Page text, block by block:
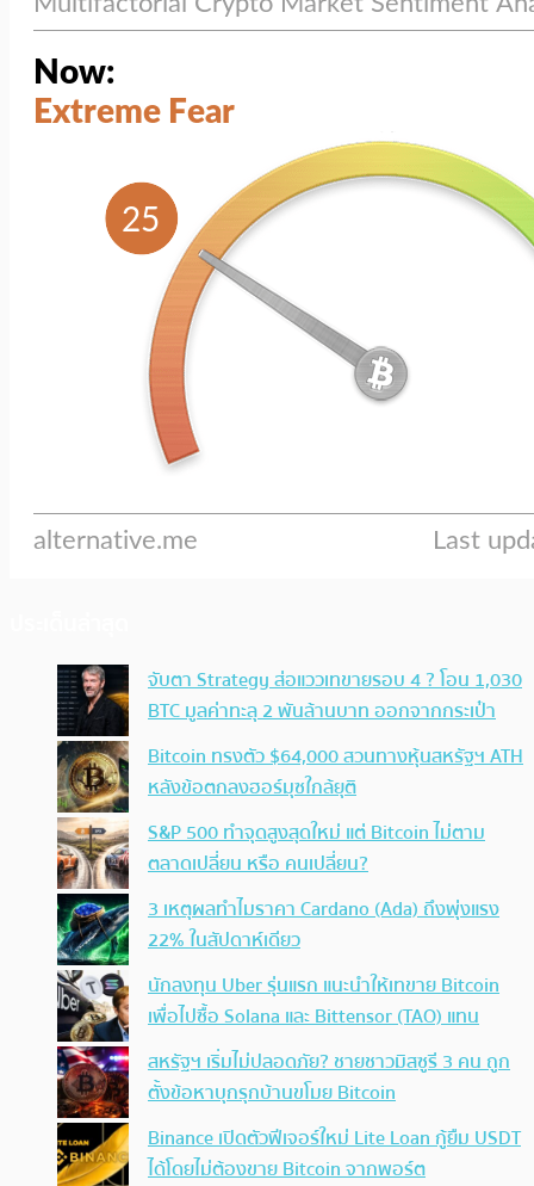
จับตา Strategy ส่อแววเทขายรอบ 4 ? โอน 1,030
BTC มูลค่าทะลุ 2 พันล้านบาท ออกจากกระเป๋า
Bitcoin ทรงตัว $64,000 สวนทางหุ้นสหรัฐฯ ATH
หลังข้อตกลงฮอร์มุซใกล้ยุติ
S&P 500 ทำจุดสูงสุดใหม่ แต่ Bitcoin ไม่ตาม
ตลาดเปลี่ยน หรือ คนเปลี่ยน?
3 เหตุผลทำไมราคา Cardano (Ada) ถึงพุ่งแรง
22% ในสัปดาห์เดียว
นักลงทุน Uber รุ่นแรก แนะนำให้เทขาย Bitcoin
เพื่อไปซื้อ Solana และ Bittensor (TAO) แทน
สหรัฐฯ เริ่มไม่ปลอดภัย? ชายชาวมิสซูรี 3 คน ถูก
ตั้งข้อหาบุกรุกบ้านขโมย Bitcoin
Binance เปิดตัวฟีเจอร์ใหม่ Lite Loan กู้ยืม USDT
ได้โดยไม่ต้องขาย Bitcoin จากพอร์ต